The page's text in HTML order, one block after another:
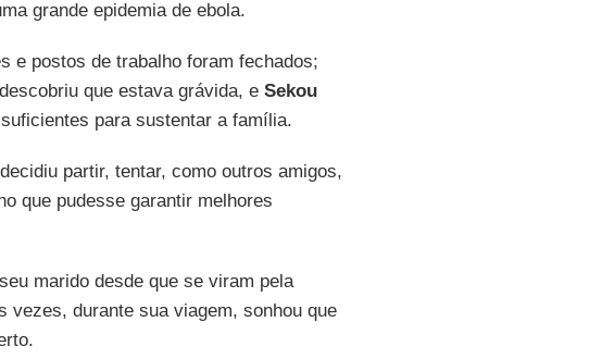
grande epidemia de ebola.
e postos de trabalho foram fechados;
que estava grávida, e Sekou
para sustentar a família.
partir, tentar, como outros amigos,
que pudesse garantir melhores
marido desde que se viram pela
vezes, durante sua viagem, sonhou que